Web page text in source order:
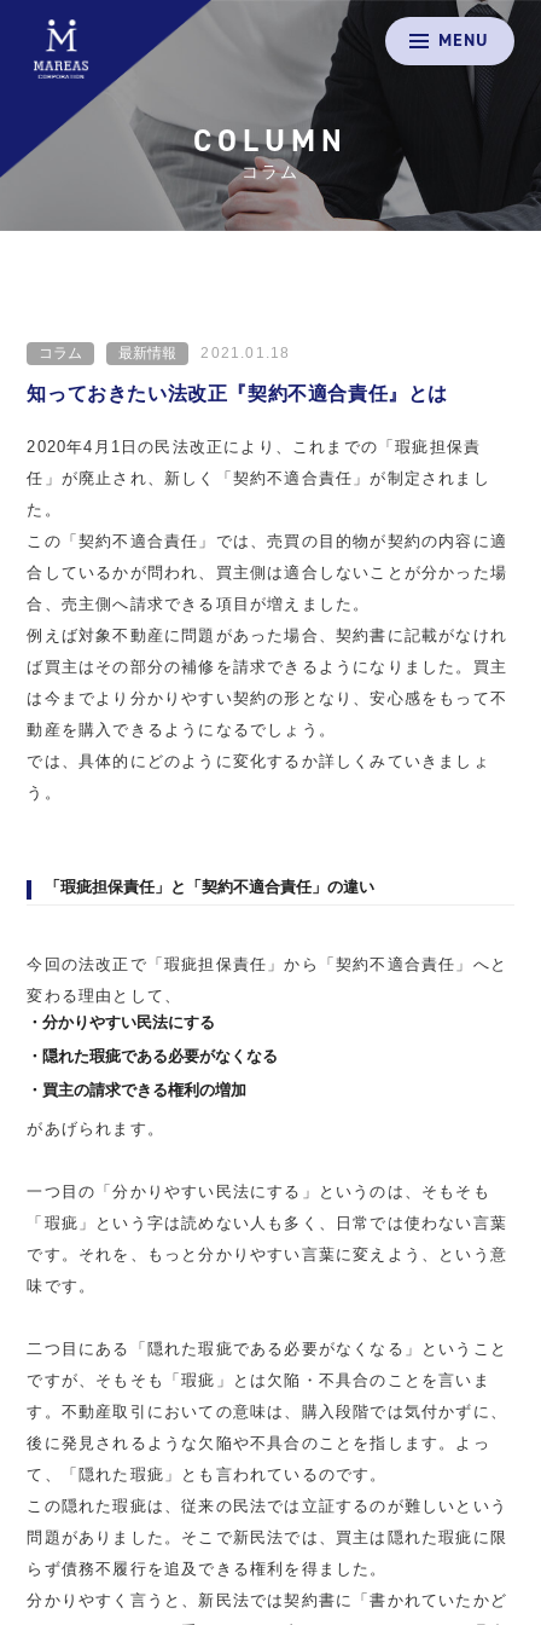
MENU
COLUMN
コラム
コラム 最新情報 2021.01.18
知っておきたい法改正『契約不適合責任』とは
2020年4月1日の民法改正により、これまでの「瑕疵担保責
任」が廃止され、新しく「契約不適合責任」が制定されまし
た。
この「契約不適合責任」では、売買の目的物が契約の内容に適
合しているかが問われ、買主側は適合しないことが分かった場
合、売主側へ請求できる項目が増えました。
例えば対象不動産に問題があった場合、契約書に記載がなけれ
ば買主はその部分の補修を請求できるようになりました。買主
は今までより分かりやすい契約の形となり、安心感をもって不
動産を購入できるようになるでしょう。
では、具体的にどのように変化するか詳しくみていきましょ
う。
「瑕疵担保責任」と「契約不適合責任」の違い
今回の法改正で「瑕疵担保責任」から「契約不適合責任」へと
変わる理由として、
分かりやすい民法にする
隠れた瑕疵である必要がなくなる
買主の請求できる権利の増加
があげられます。
一つ目の「分かりやすい民法にする」というのは、そもそも
「瑕疵」という字は読めない人も多く、日常では使わない言葉
です。それを、もっと分かりやすい言葉に変えよう、という意
味です。
二つ目にある「隠れた瑕疵である必要がなくなる」ということ
ですが、そもそも「瑕疵」とは欠陥・不具合のことを言いま
す。不動産取引においての意味は、購入段階では気付かずに、
後に発見されるような欠陥や不具合のことを指します。よっ
て、「隠れた瑕疵」とも言われているのです。
この隠れた瑕疵は、従来の民法では立証するのが難しいという
問題がありました。そこで新民法では、買主は隠れた瑕疵に限
らず債務不履行を追及できる権利を得ました。
分かりやすく言うと、新民法では契約書に「書かれていたかど